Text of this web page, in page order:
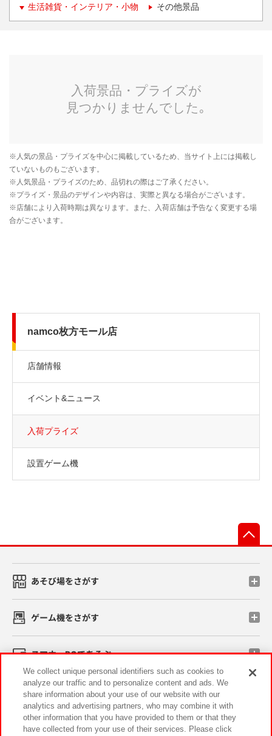
生活雑貨・インテリア・小物 その他景品
namco枚方モール店
店舗情報
イベント&ニュース
入荷プライズ
設置ゲーム機
あそび場をさがす
ゲーム機をさがす
スマホ・PCであそぶ
イベント・キャンペーン
We collect unique personal identifiers such as cookies to
analyze our traffic and to personalize content and ads. We
share information about your use of our website with our
analytics and advertising partners, who may combine it with
other information that you have provided to them or that they
have collected from your use of their services. Please click